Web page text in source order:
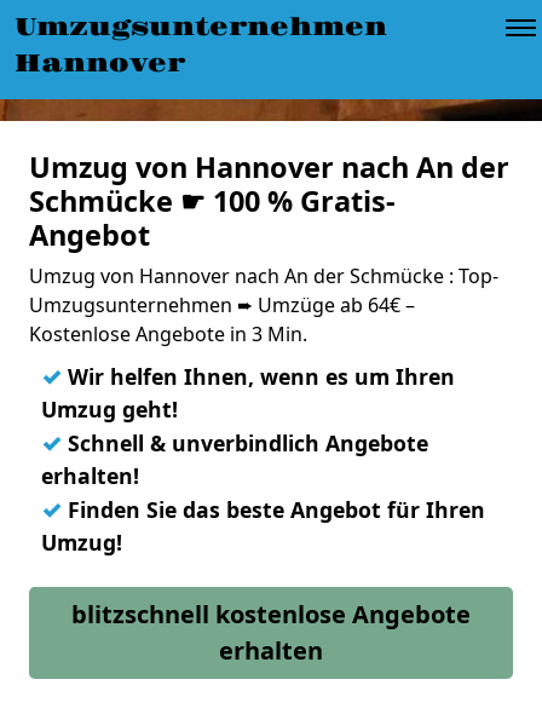
Umzugsunternehmen
Hannover
Umzug von Hannover nach An der
Schmücke ☛ 100 % Gratis-
Angebot
Umzug von Hannover nach An der Schmücke : Top-
Umzugsunternehmen ➨ Umzüge ab 64€ –
Kostenlose Angebote in 3 Min.
✓ Wir helfen Ihnen, wenn es um Ihren
Umzug geht!
✓ Schnell & unverbindlich Angebote
erhalten!
✓ Finden Sie das beste Angebot für Ihren
Umzug!
blitzschnell kostenlose Angebote
erhalten